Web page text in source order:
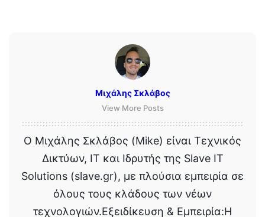
Μιχάλης Σκλάβος
View More Posts
Ο Μιχάλης Σκλάβος (Mike) είναι Τεχνικός
Δικτύων, IT και Ιδρυτής της Slave IT
Solutions (slave.gr), με πλούσια εμπειρία σε
όλους τους κλάδους των νέων
τεχνολογιών.Εξειδίκευση & Εμπειρία:Η